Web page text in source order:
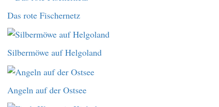
Das rote Fischernetz
Silbermöwe auf Helgoland
Angeln auf der Ostsee